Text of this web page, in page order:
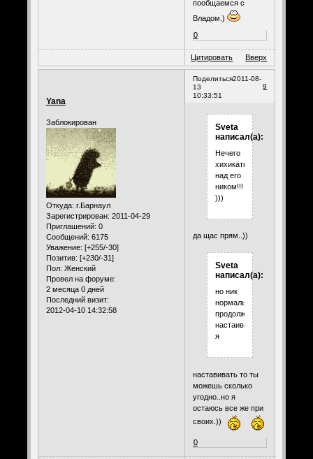
пообщаемся с
Владом.)
0
Цитировать Вверх
Поделиться
9
2011-08-
13
10:33:51
Yana
Заблокирован
Откуда: г.Барнаул
Зарегистрирован: 2011-04-29
Приглашений: 0
Сообщений: 6175
Уважение: [+255/-30]
Позитив: [+230/-31]
Пол: Женский
Провел на форуме:
2 месяца 0 дней
Последний визит:
2012-04-10 14:32:58
Sveta
написал(а):
Нечего
хихикать
над его
ником!!!
)))
да щас прям..))
Sveta
написал(а):
но ник
нормальный,
продолжаю
настаивать
я
наставивать то ты
можешь сколько
угодно..но я
остаюсь все же при
своих.))
0